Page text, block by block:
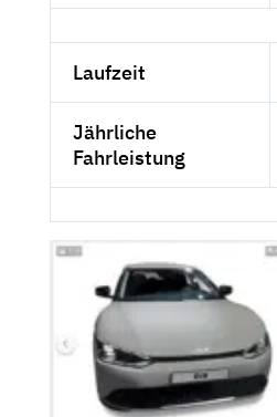
Laufzeit
Jährliche
Fahrleistung